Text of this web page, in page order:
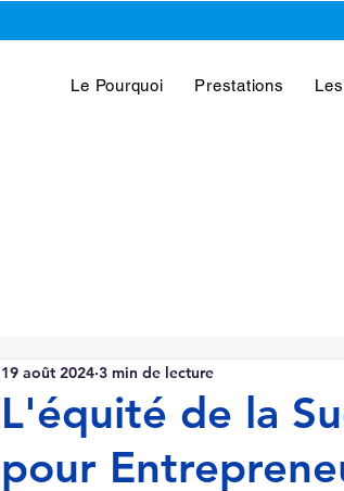
Le Pourquoi Prestations
L'équité de la
pour
19 août 2024 3 min de lecture